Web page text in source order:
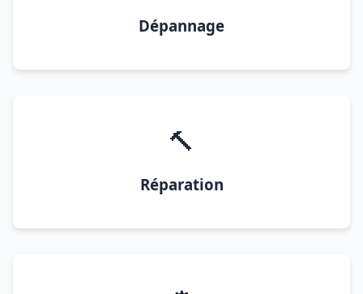
Dépannage
🔨
Réparation